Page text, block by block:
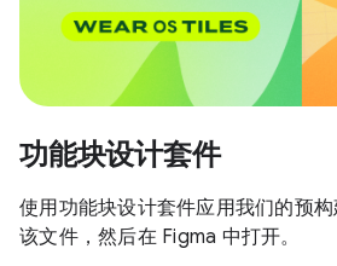
功能块设计套件
使用功能块设计套件应用我们的预
该文件，然后在 Figma 中打开。